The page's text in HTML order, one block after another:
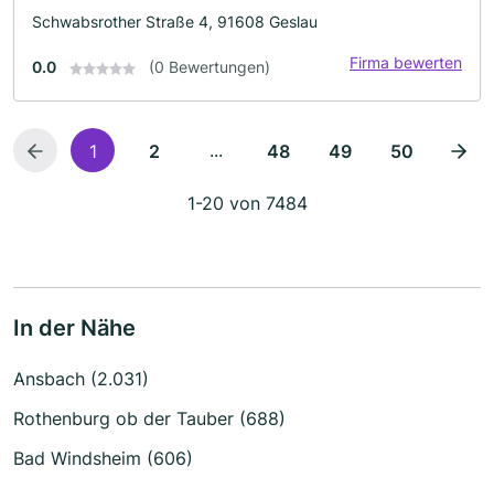
Schwabsrother Straße 4, 91608 Geslau
0.0 (0 Bewertungen) Firma bewerten
1 2 ... 48 49 50
1-20 von 7484
In der Nähe
Ansbach (2.031)
Rothenburg ob der Tauber (688)
Bad Windsheim (606)